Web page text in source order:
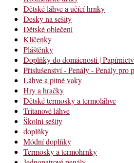
Dětské láhve a učící hrnky
Desky na sešity
Dětské oblečení
Klíčenky
Pláštěnky
Doplňky do domácnosti |
Příslušenství - Penály - Penály pro
Láhve a pitné vaky
Hry a hračky
Dětské termosky a termoláhve
Tritanové láhve
Školní sešity
doplňky
Módní doplňky
Termosky a termohrnky